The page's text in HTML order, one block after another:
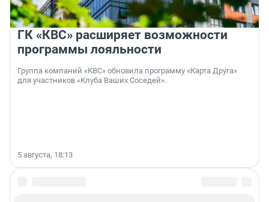
ГК «КВС» расширяет возможности
программы лояльности
Группа компаний «КВС» обновила программу «Карта Друга»
для участников «Клуба Ваших Соседей».
5 августа, 18:13